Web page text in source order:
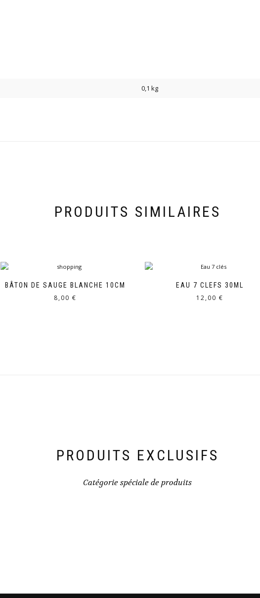
0,1 kg
PRODUITS SIMILAIRES
BÂTON DE SAUGE BLANCHE 10CM
8,00 €
EAU 7 CLEFS 30ML
12,00 €
PRODUITS EXCLUSIFS
Catégorie spéciale de produits